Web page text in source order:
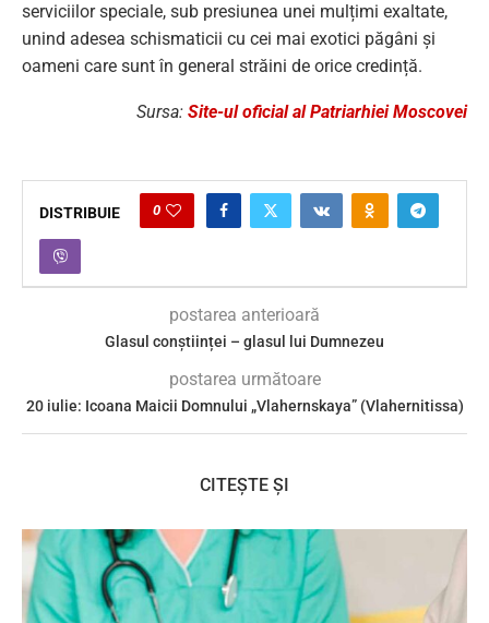
serviciilor speciale, sub presiunea unei mulțimi exaltate,
unind adesea schismaticii cu cei mai exotici păgâni și
oameni care sunt în general străini de orice credință.
Sursa: Site-ul oficial al Patriarhiei Moscovei
DISTRIBUIE 0
postarea anterioară
Glasul conștiinței – glasul lui Dumnezeu
postarea următoare
20 iulie: Icoana Maicii Domnului „Vlahernskaya” (Vlahernitissa)
CITEȘTE ȘI